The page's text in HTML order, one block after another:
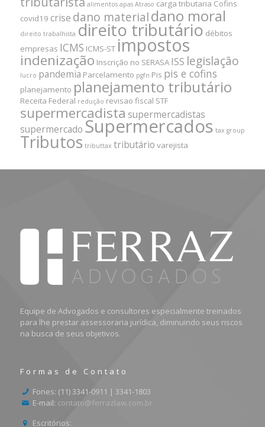
alimentos apas Atraso carga tributaria Cofins
covid19 crise dano materialdano moral
direito trabalhista direito tributário débitos
empresas ICMS ICMS-ST impostos
indenização Inscrição no SERASA ISS legislação
lucro pandemia Parcelamento pgfn Pis pis e cofins
planejamento planejamento tributário
Receita Federal redução revisao fiscal STF
supermercadista supermercadistas
supermercadoSupermercados tax group
Tributos tributtax tributário varejista
Equipe de Advogados e consultores especialmente treinados
para lhe prestar assessoraria jurídica, diminuindo seus riscos
na busca de seus objetivos.
Formas de Contato
Fones: (11) 3341-0911 | 3341-1803
E-mail: contato@ferrazlaw.com.br
Escritórios: